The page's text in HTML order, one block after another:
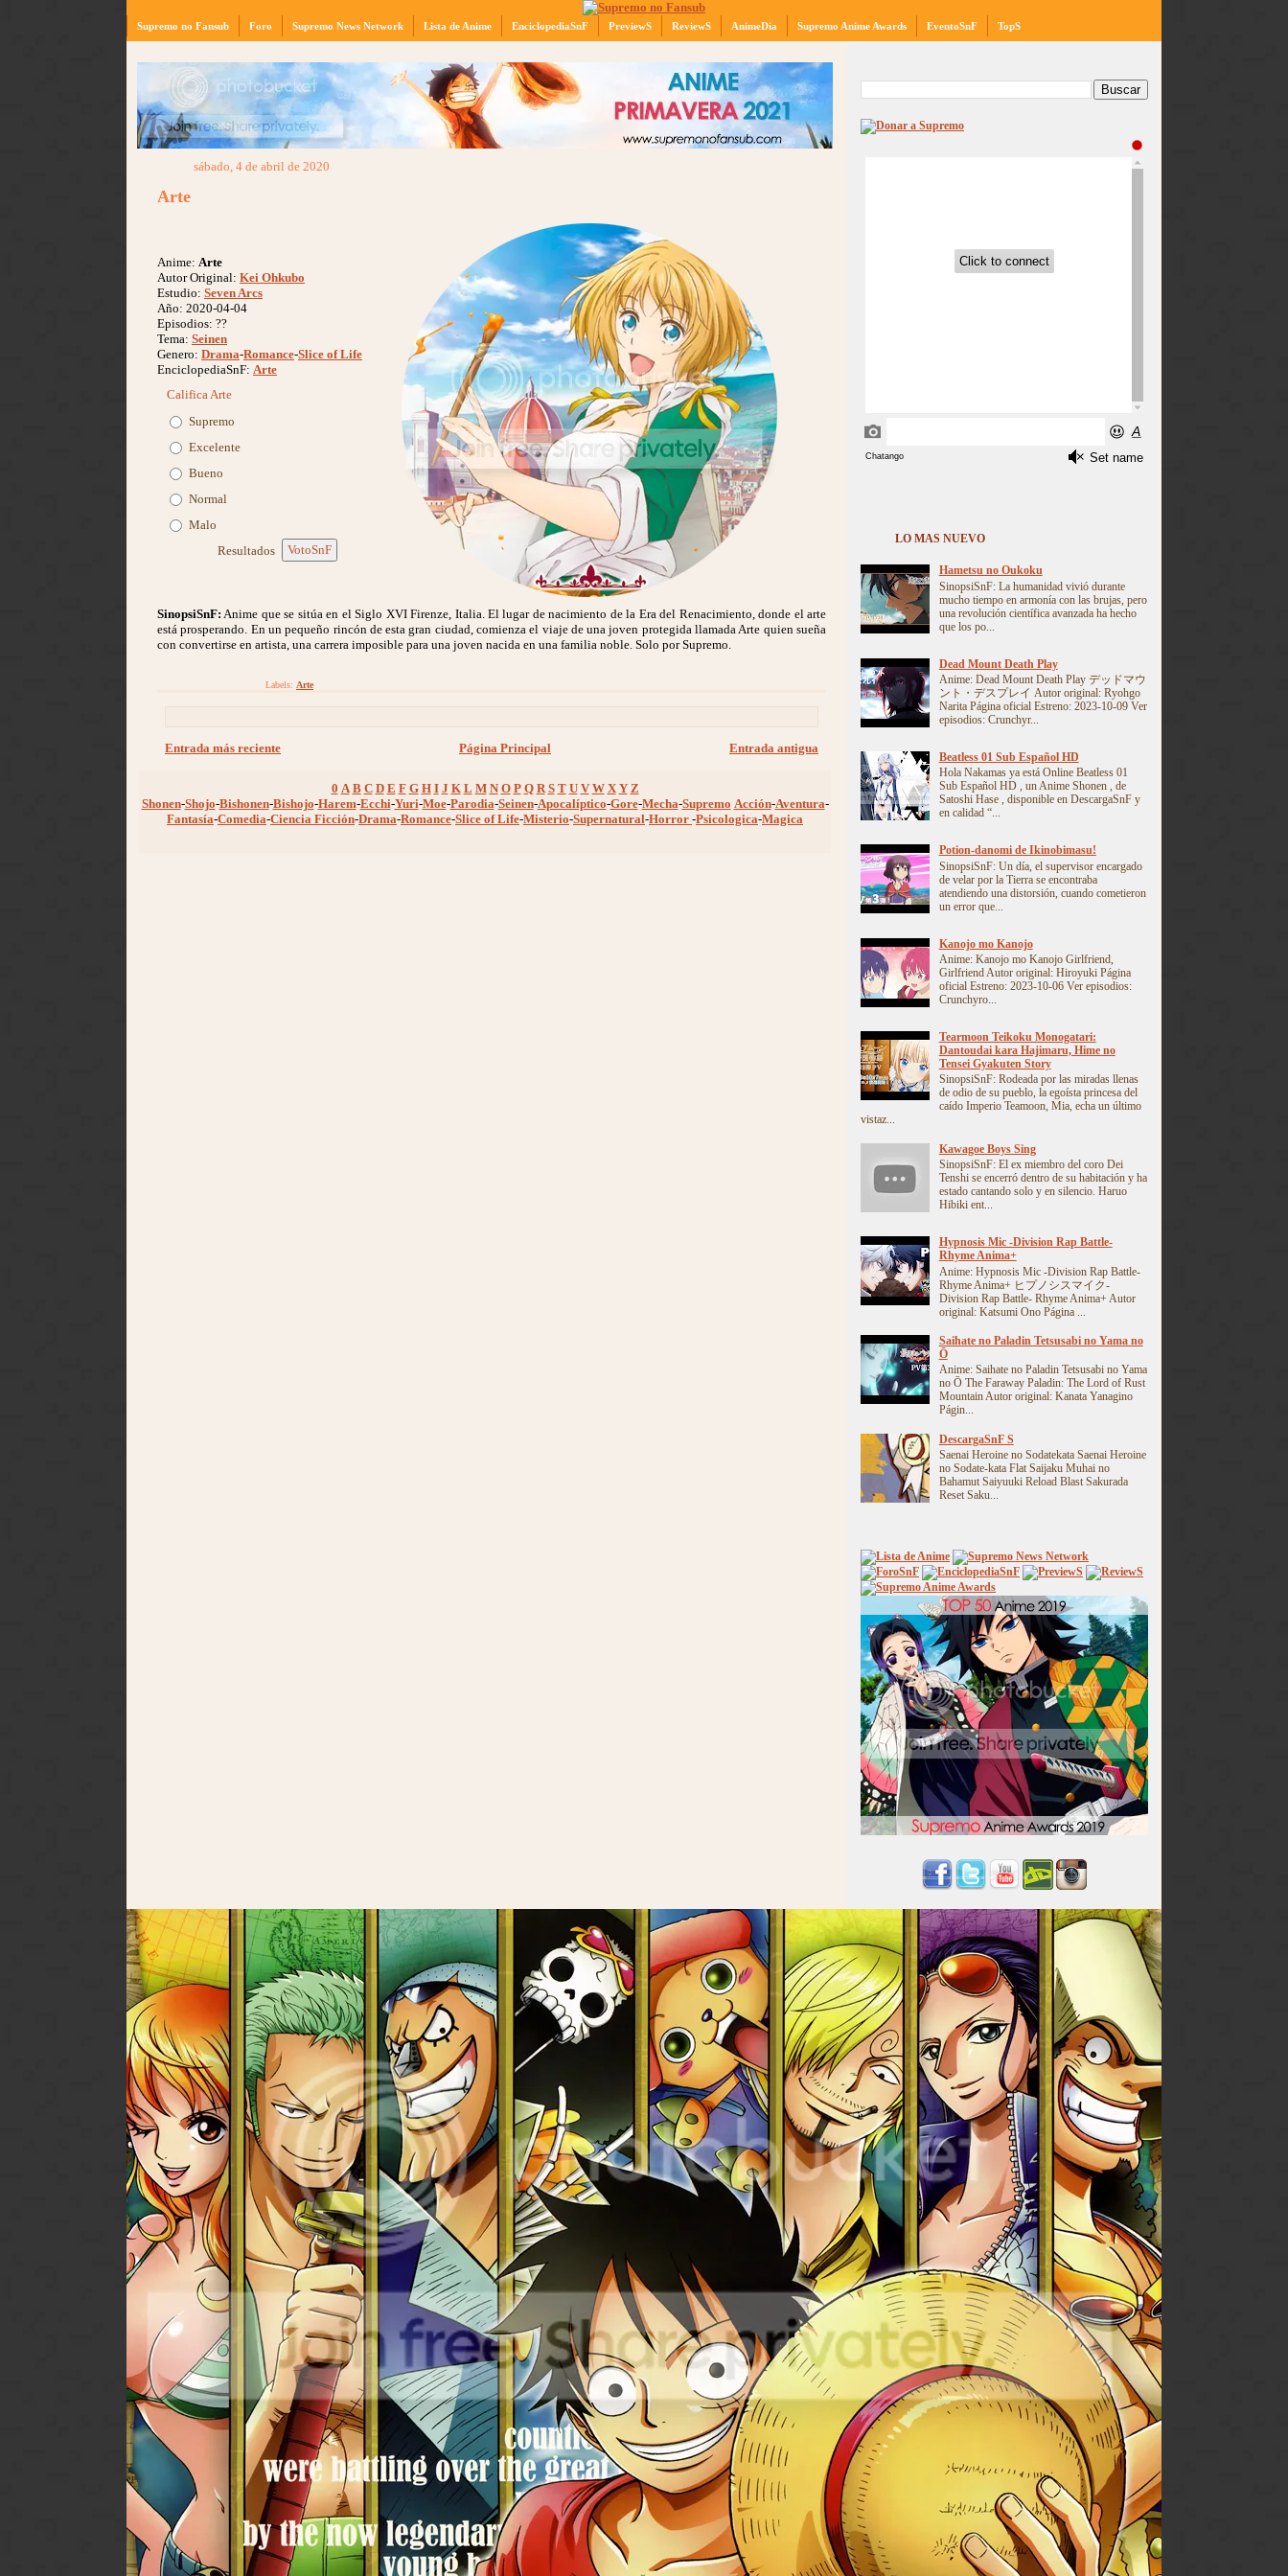
Supremo no Fansub Foro Supremo News Network Lista de Anime EnciclopediaSnF PreviewS ReviewS AnimeDia Supremo Anime Awards EventoSnF TopS
sábado, 4 de abril de 2020
Arte
Anime: Arte
Autor Original: Kei Ohkubo
Estudio: Seven Arcs
Año: 2020-04-04
Episodios: ??
Tema: Seinen
Genero: Drama-Romance-Slice of Life
EnciclopediaSnF: Arte
Califica Arte
Supremo
Excelente
Bueno
Normal
Malo
Resultados
VotoSnF
SinopsiSnF: Anime que se sitúa en el Siglo XVI Firenze, Italia. El lugar de nacimiento de la Era del Renacimiento, donde el arte
está prosperando. En un pequeño rincón de esta gran ciudad, comienza el viaje de una joven protegida llamada Arte quien sueña
con convertirse en artista, una carrera imposible para una joven nacida en una familia noble. Solo por Supremo.
Labels: Arte
Entrada más reciente Entrada antigua
Página Principal
0 A B C D E F G H I J K L M N O P Q R S T U V W X Y Z
Shonen-Shojo-Bishonen-Bishojo-Harem-Ecchi-Yuri-Moe-Parodia-Seinen-Apocalíptico-Gore-Mecha-Supremo Acción-Aventura-
Fantasía-Comedia-Ciencia Ficción-Drama-Romance-Slice of Life-Misterio-Supernatural-Horror -Psicologica-Magica
LO MAS NUEVO
Hametsu no Oukoku
SinopsiSnF: La humanidad vivió durante
mucho tiempo en armonía con las brujas, pero
una revolución científica avanzada ha hecho
que los po...
Dead Mount Death Play
Anime: Dead Mount Death Play デッドマウ
ント・デスプレイ Autor original: Ryohgo
Narita Página oficial Estreno: 2023-10-09 Ver
episodios: Crunchyr...
Beatless 01 Sub Español HD
Hola Nakamas ya está Online Beatless 01
Sub Español HD , un Anime Shonen , de
Satoshi Hase , disponible en DescargaSnF y
en calidad “...
Potion-danomi de Ikinobimasu!
SinopsiSnF: Un día, el supervisor encargado
de velar por la Tierra se encontraba
atendiendo una distorsión, cuando cometieron
un error que...
Kanojo mo Kanojo
Anime: Kanojo mo Kanojo Girlfriend,
Girlfriend Autor original: Hiroyuki Página
oficial Estreno: 2023-10-06 Ver episodios:
Crunchyro...
Tearmoon Teikoku Monogatari:
Dantoudai kara Hajimaru, Hime no
Tensei Gyakuten Story
SinopsiSnF: Rodeada por las miradas llenas
de odio de su pueblo, la egoísta princesa del
caído Imperio Teamoon, Mia, echa un último
vistaz...
Kawagoe Boys Sing
SinopsiSnF: El ex miembro del coro Dei
Tenshi se encerró dentro de su habitación y ha
estado cantando solo y en silencio. Haruo
Hibiki ent...
Hypnosis Mic -Division Rap Battle-
Rhyme Anima+
Anime: Hypnosis Mic -Division Rap Battle-
Rhyme Anima+ ヒプノシスマイク-
Division Rap Battle- Rhyme Anima+ Autor
original: Katsumi Ono Página ...
Saihate no Paladin Tetsusabi no Yama no
Ō
Anime: Saihate no Paladin Tetsusabi no Yama
no Ō The Faraway Paladin: The Lord of Rust
Mountain Autor original: Kanata Yanagino
Págin...
DescargaSnF S
Saenai Heroine no Sodatekata Saenai Heroine
no Sodate-kata Flat Saijaku Muhai no
Bahamut Saiyuuki Reload Blast Sakurada
Reset Saku...